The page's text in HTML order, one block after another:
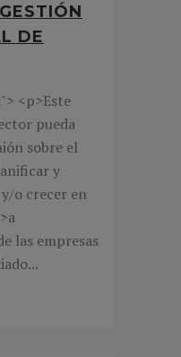
DE
<p>Este
pueda
sobre el
y
o crecer en
las empresas